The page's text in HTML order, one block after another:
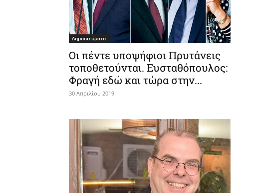
Δημοσιεύματα
Οι πέντε υποψήφιοι Πρυτάνεις
τοποθετούνται. Ευσταθόπουλος:
Φραγή εδώ και τώρα στην...
30 Απριλίου 2019